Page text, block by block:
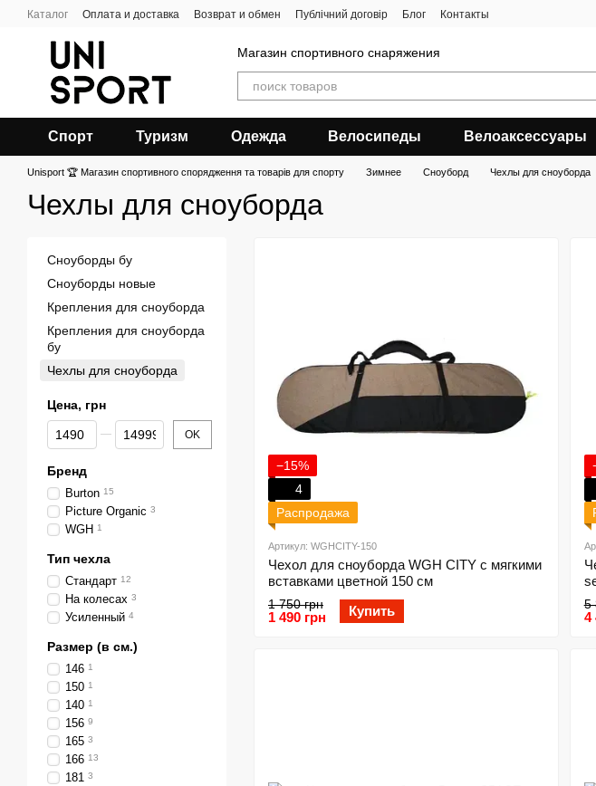
Перейти к основному контенту
Каталог Оплата и доставка Возврат и обмен Публічний договір Блог Контакты
Магазин спортивного снаряжения
Спорт Туризм Одежда Велосипеды Велоаксессуары
Unisport 🏆 Магазин спортивного спорядження та товарів для спорту Зимнее Сноуборд Чехлы для сноуборда
Чехлы для сноуборда
−15%
4
Распродажа
Артикул: WGHCITY-150
Чехол для сноуборда WGH CITY c мягкими
вставками цветной 150 см
1 750 грн
1 490 грн Купить 5
4
Сноуборды бу
Сноуборды новые
Крепления для сноуборда
Крепления для сноуборда
бу
Чехлы для сноуборда
Цена, грн
От Цена, грн
До Цена, грн OK
Бренд
Burton 15
Picture Organic 3
WGH 1
Тип чехла
Стандарт 12
На колесах 3
Усиленный 4
Размер (в см.)
146 1
150 1
140 1
156 9
165 3
166 13
181 3